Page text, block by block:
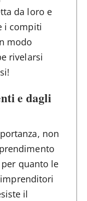
da loro e
i compiti
modo
rivelarsi
e dagli
non
quanto le
il